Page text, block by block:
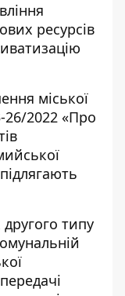
ресурсів
міської
26/2022 «Про
типу